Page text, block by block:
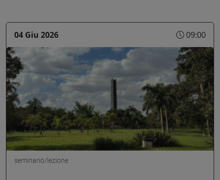
04 Giu 2026 09:00
seminario/lezione